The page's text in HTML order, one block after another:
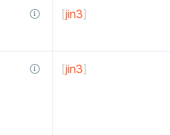
[jin3]
[jin3]